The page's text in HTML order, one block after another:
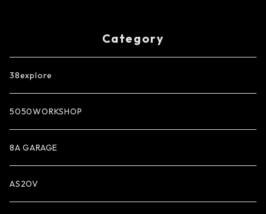
Category
38explore
5050WORKSHOP
8A GARAGE
AS2OV